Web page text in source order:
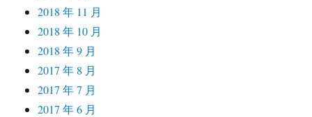
2018 年 11 月
2018 年 10 月
2018 年 9 月
2017 年 8 月
2017 年 7 月
2017 年 6 月